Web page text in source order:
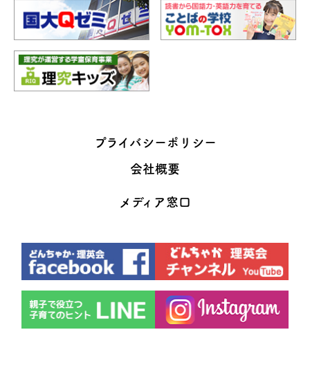
プライバシーポリシー
会社概要
メディア窓口